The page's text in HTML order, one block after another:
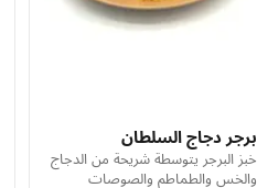
برجر دجاج السلطان
خبز البرجر يتوسطة شريحة من الدجاج
والخس والطماطم والصوصات